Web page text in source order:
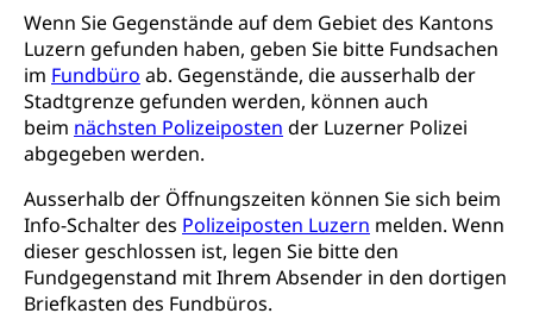
Wenn Sie Gegenstände auf dem Gebiet des Kantons
Luzern gefunden haben, geben Sie bitte Fundsachen
im Fundbüro ab. Gegenstände, die ausserhalb der
Stadtgrenze gefunden werden, können auch
beim nächsten Polizeiposten der Luzerner Polizei
abgegeben werden.
Ausserhalb der Öffnungszeiten können Sie sich beim
Info-Schalter des Polizeiposten Luzern melden. Wenn
dieser geschlossen ist, legen Sie bitte den
Fundgegenstand mit Ihrem Absender in den dortigen
Briefkasten des Fundbüros.
Schulferien
Früherziehung
Schuldienste
Betreuungsangebote
Heilpädagogische Schulen
Freiwilliger Schulsport
Stipendien Hochschule Luzern hslu
swissuniversities (Dachorganisation der Schweizer
Hochschulen)
swissuniversities
Universität Luzern
Vorschule
Kindergarten, Kinderkrippe, Krippe, Kinderhort,
Kindertagesstätte, Spielgruppe, Tagesmutter,
Freiwilliges Kindergarten Jahr
Kinderbetreuung
Freiwilliges Kindergarten Jahr
Frühe Sprachförderung
Gesundheit und Soziales